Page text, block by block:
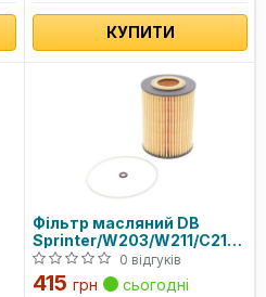
КУПИТИ
Фільтр масляний DB
Sprinter/W203/W211/C219/
280/320CDI 5/05- Chrysler
300C 3.0 CRD 05-
0 відгуків
415 грн сьогодні